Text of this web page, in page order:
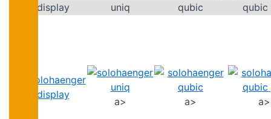
display
uniq qubic qubic
a> a> a>